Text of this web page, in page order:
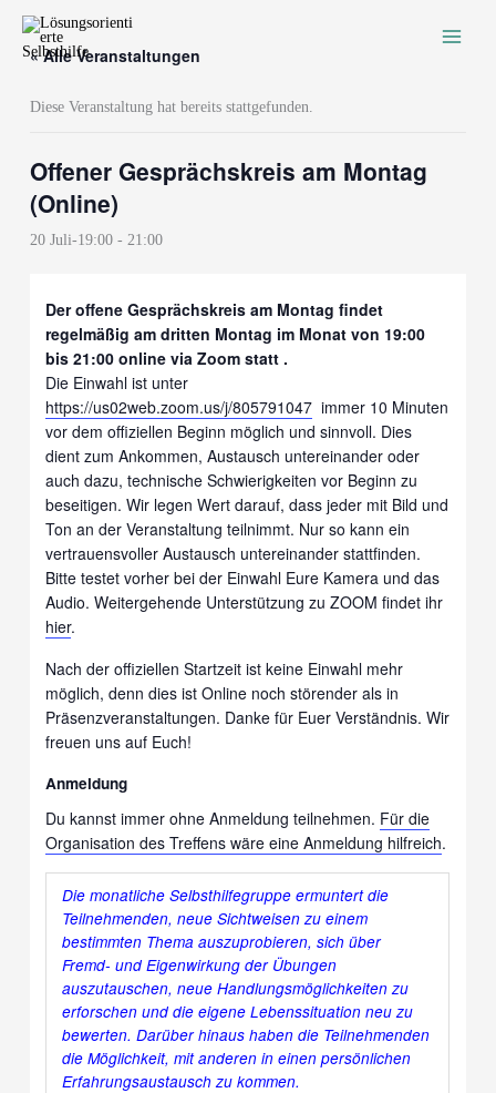
Inhalt
springen« Alle Veranstaltungen
Diese Veranstaltung hat bereits stattgefunden.
Offener Gesprächskreis am Montag
(Online)
20 Juli-19:00 -21:00
Der offene Gesprächskreis am Montag findet
regelmäßig am dritten Montag im Monat von 19:00
bis 21:00 online via Zoom statt .
Die Einwahl ist unter
https://us02web.zoom.us/j/805791047 immer 10 Minuten
vor dem offiziellen Beginn möglich und sinnvoll. Dies
dient zum Ankommen, Austausch untereinander oder
auch dazu, technische Schwierigkeiten vor Beginn zu
beseitigen. Wir legen Wert darauf, dass jeder mit Bild und
Ton an der Veranstaltung teilnimmt. Nur so kann ein
vertrauensvoller Austausch untereinander stattfinden.
Bitte testet vorher bei der Einwahl Eure Kamera und das
Audio. Weitergehende Unterstützung zu ZOOM findet ihr
hier.
Nach der offiziellen Startzeit ist keine Einwahl mehr
möglich, denn dies ist Online noch störender als in
Präsenzveranstaltungen. Danke für Euer Verständnis. Wir
freuen uns auf Euch!
Anmeldung
Du kannst immer ohne Anmeldung teilnehmen. Für die
Organisation des Treffens wäre eine Anmeldung hilfreich.
Die monatlicheSelbsthilfegruppe ermuntert die
Teilnehmenden, neue Sichtweisen zu einem
bestimmten Thema auszuprobieren, sich über
Fremd- und Eigenwirkung der Übungen
auszutauschen, neue Handlungsmöglichkeiten zu
erforschen und die eigene Lebenssituation neu zu
bewerten. Darüber hinaus haben die Teilnehmenden
die Möglichkeit, mit anderen in einen persönlichen
Erfahrungsaustausch zu kommen.